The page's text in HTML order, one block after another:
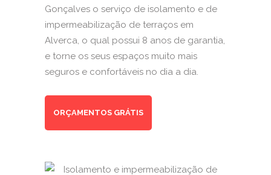
Gonçalves o serviço de isolamento e de
impermeabilização de terraços em
Alverca, o qual possui 8 anos de garantia,
e torne os seus espaços muito mais
seguros e confortáveis no dia a dia.
ORÇAMENTOS GRÁTIS